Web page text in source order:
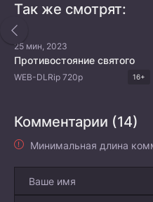
Так же смотрят:
25 мин, 2023
Противостояние святого
WEB-DLRip 720p 16+
Комментарии (14)
Минимальная длина